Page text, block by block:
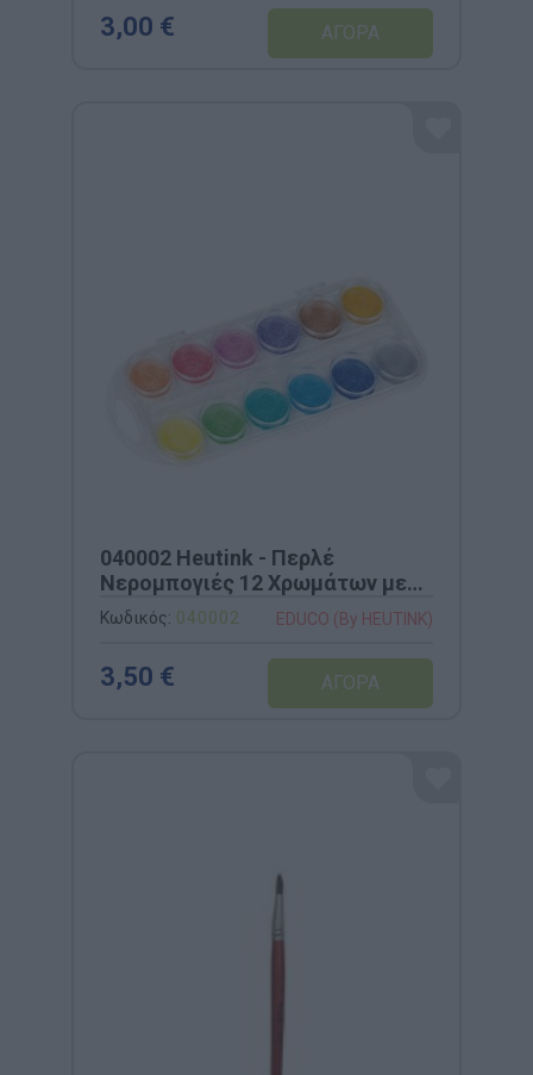
3,00 €
040002 Heutink - Περλέ
Νερομπογιές 12 Χρωμάτων με
Πινέλο
Κωδικός: 040002 EDUCO (By HEUTINK)
3,50 €